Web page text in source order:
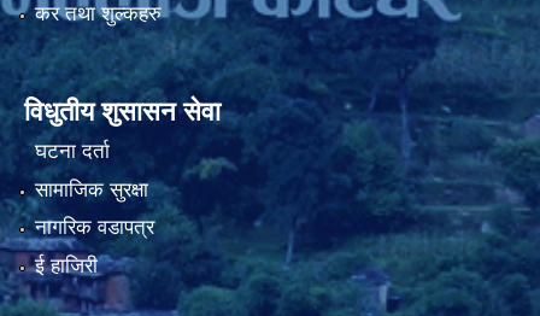
कर तथा शुल्कहरु
विधुतीय शुसासन सेवा
घटना दर्ता
सामाजिक सुरक्षा
नागरिक वडापत्र
ई हाजिरी